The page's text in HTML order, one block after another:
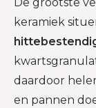
keramiek
daardoor
en pannen